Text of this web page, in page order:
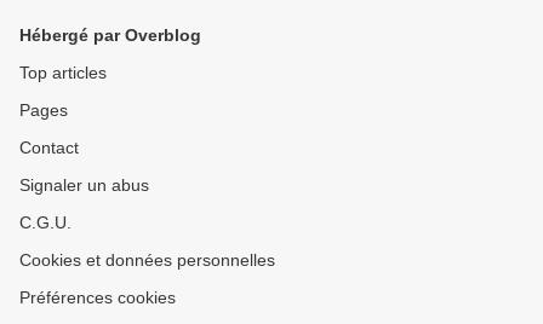
Hébergé par Overblog
Top articles
Pages
Contact
Signaler un abus
C.G.U.
Cookies et données personnelles
Préférences cookies